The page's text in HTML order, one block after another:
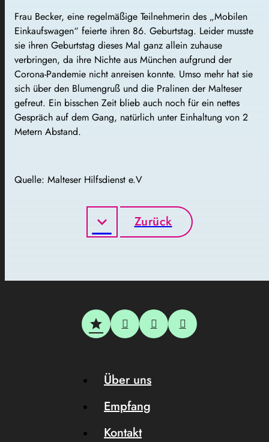
Frau Becker, eine regelmäßige Teilnehmerin des „Mobilen
Einkaufswagen“ feierte ihren 86. Geburtstag. Leider musste
sie ihren Geburtstag dieses Mal ganz allein zuhause
verbringen, da ihre Nichte aus München aufgrund der
Corona-Pandemie nicht anreisen konnte. Umso mehr hat sie
sich über den Blumengruß und die Pralinen der Malteser
gefreut. Ein bisschen Zeit blieb auch noch für ein nettes
Gespräch auf dem Gang, natürlich unter Einhaltung von 2
Metern Abstand.
Quelle: Malteser Hilfsdienst e.V
Zurück
Über uns
Empfang
Kontakt